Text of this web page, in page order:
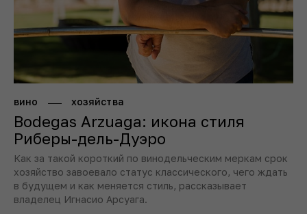
вино хозяйства
Bodegas Arzuaga: икона стиля
Риберы-дель-Дуэро
Как за такой короткий по винодельческим меркам срок
хозяйство завоевало статус классического, чего ждать
в будущем и как меняется стиль, рассказывает
владелец Игнасио Арсуага.